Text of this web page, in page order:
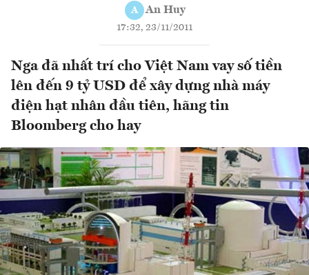
A An Huy
17:32, 23/11/2011
Nga đã nhất trí cho Việt Nam vay số tiền
lên đến 9 tỷ USD để xây dựng nhà máy
điện hạt nhân đầu tiên, hãng tin
Bloomberg cho hay